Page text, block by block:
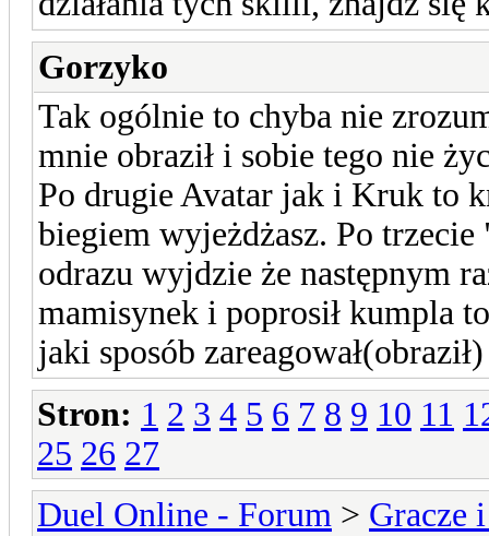
Gorzyko
Tak ogólnie to chyba nie
mnie obraził i sobie tego nie
Po drugie Avatar jak i Kruk to
biegiem wyjeżdżasz. Po
odrazu wyjdzie że następnym
mamisynek i poprosił kumpla
jaki sposób
Stron: 1 2 3 4 5 6 7 8 9 10 11
25 26 27
Duel Online - Forum > Gracze